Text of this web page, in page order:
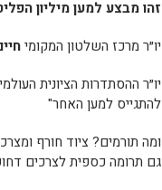
זהו מבצע למען מיליון
יו״ר מרכז השלטון המקומי
יו״ר ההסתדרות הציונית
להתגייס למען האחר"
ומה תורמים? ציוד חורף
גם תרומה כספית לצרכים